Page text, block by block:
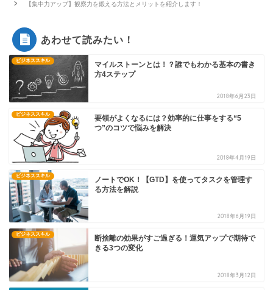
【集中力アップ】観察力を鍛える方法とメリットを紹介します！
あわせて読みたい！
ビジネススキル
マイルストーンとは！？誰でもわかる基本の書き
方4ステップ
2018年6月23日
ビジネススキル
要領がよくなるには？効率的に仕事をする“5
つ”のコツで悩みを解決
2018年4月19日
ビジネススキル
ノートでOK！【GTD】を使ってタスクを管理す
る方法を解説
2018年6月19日
ビジネススキル
断捨離の効果がすご過ぎる！運気アップで期待で
きる3つの変化
2018年3月12日